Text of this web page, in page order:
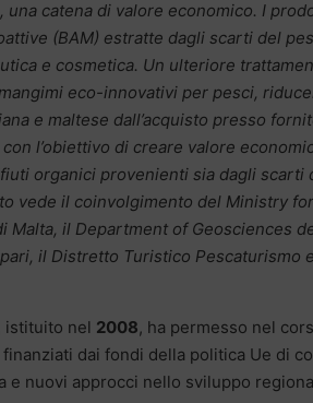
una catena di valore economico. I
(BAM) estratte dagli scarti del
e cosmetica. Un ulteriore
eco-innovativi per pesci,
e maltese dall’acquisto presso
l’obiettivo di creare valore
organici provenienti sia dagli
vede il coinvolgimento del Ministry
Malta, il Department of Geosciences
il Distretto Turistico Pescaturismo
, istituito nel 2008, ha permesso nel
dai fondi della politica Ue di
e nuovi approcci nello sviluppo